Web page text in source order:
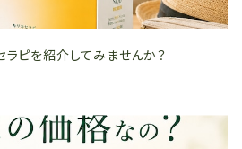
ピを紹介してみませんか？